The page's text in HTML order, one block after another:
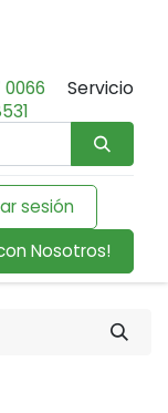
Servicio
sesión
Nosotros!